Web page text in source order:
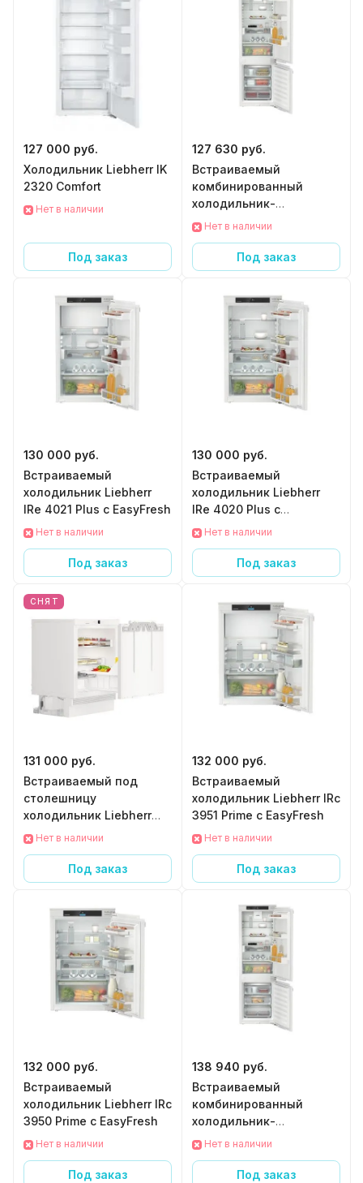
127 000 руб.
Холодильник Liebherr IK
2320 Comfort
Нет в наличии
Под заказ
127 630 руб.
Встраиваемый
комбинированный
холодильник-
морозильник Liebherr
и SmartFrost
Нет в наличии
Под заказ
130 000 руб.
Встраиваемый
холодильник Liebherr
IRe 4021 Plus с EasyFresh
Нет в наличии
Под заказ
130 000 руб.
Встраиваемый
холодильник Liebherr
IRe 4020 Plus с
EasyFresh
Нет в наличии
Под заказ
СНЯТ
131 000 руб.
Встраиваемый под
столешницу
холодильник Liebherr
UIKo 1550 Premium
Нет в наличии
Под заказ
132 000 руб.
Встраиваемый
холодильник Liebherr IRc
3951 Prime с EasyFresh
Нет в наличии
Под заказ
132 000 руб.
Встраиваемый
холодильник Liebherr IRc
3950 Prime с EasyFresh
Нет в наличии
Под заказ
138 940 руб.
Встраиваемый
комбинированный
холодильник-
морозильник Liebherr
EasyFresh и NoFrost
Нет в наличии
Под заказ